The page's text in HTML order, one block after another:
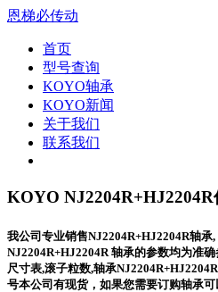
恩梯必传动
首页
型号查询
KOYO轴承
KOYO新闻
关于我们
联系我们
KOYO NJ2204R+HJ2204R
我公司专业销售NJ2204R+HJ2204R轴承
NJ2204R+HJ2204R 轴承的参数均为准
尺寸表,滚子粒数,轴承
号本公司有现货，如果您需要订购轴承可